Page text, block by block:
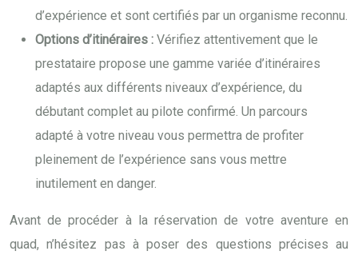
d’expérience et sont certifiés par un organisme reconnu.
Options d’itinéraires : Vérifiez attentivement que le
prestataire propose une gamme variée d’itinéraires
adaptés aux différents niveaux d’expérience, du
débutant complet au pilote confirmé. Un parcours
adapté à votre niveau vous permettra de profiter
pleinement de l’expérience sans vous mettre
inutilement en danger.
Avant de procéder à la réservation de votre aventure en
quad, n’hésitez pas à poser des questions précises au